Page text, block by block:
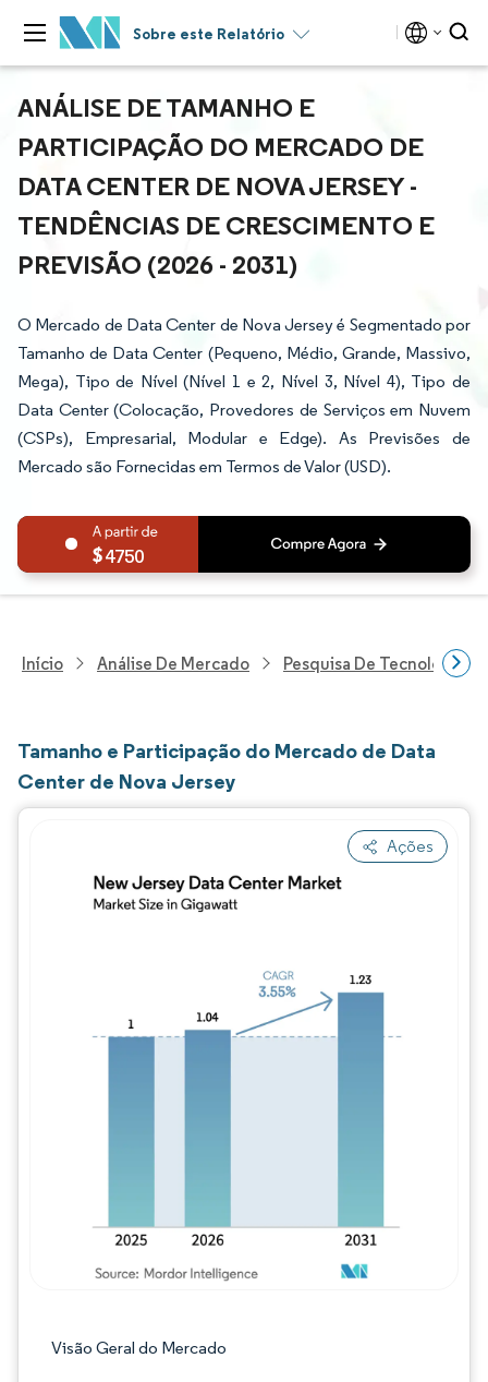
Sobre este Relatório
ANÁLISE DE TAMANHO E
PARTICIPAÇÃO DO MERCADO DE
DATA CENTER DE NOVA JERSEY -
TENDÊNCIAS DE CRESCIMENTO E
PREVISÃO (2026 - 2031)
O Mercado de Data Center de Nova Jersey é Segmentado por
Tamanho de Data Center (Pequeno, Médio, Grande, Massivo,
Mega), Tipo de Nível (Nível 1 e 2, Nível 3, Nível 4), Tipo de
Data Center (Colocação, Provedores de Serviços em Nuvem
(CSPs), Empresarial, Modular e Edge). As Previsões de
Mercado são Fornecidas em Termos de Valor (USD).
4750
Início Análise De Mercado Pesquisa De Tecnologia,
Tamanho e Participação do Mercado de Data
Center de Nova Jersey
Ações
Visão Geral do Mercado